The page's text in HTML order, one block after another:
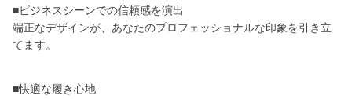
■ビジネスシーンでの信頼感を演出
端正なデザインが、あなたのプロフェッショナルな印象を引き立
てます。
■快適な履き心地